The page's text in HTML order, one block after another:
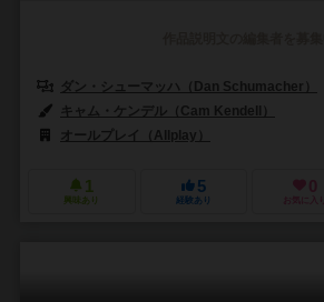
ダン・シューマッハ（Dan Schumacher）
キャム・ケンデル（Cam Kendell）
オールプレイ（Allplay）
1
興味あり
5
経験あり
0
お気に入り